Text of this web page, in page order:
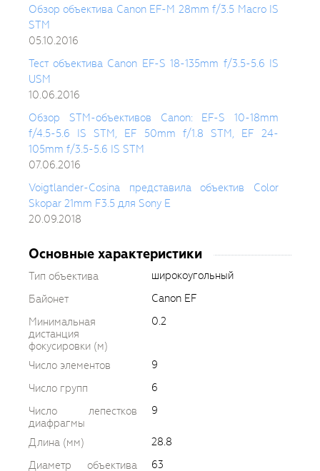
Обзор объектива Canon EF-M 28mm f/3.5 Macro IS
STM
05.10.2016
Тест объектива Canon EF-S 18-135mm f/3.5-5.6 IS
USM
10.06.2016
Обзор STM-объективов Canon: EF-S 10-18mm
f/4.5-5.6 IS STM, EF 50mm f/1.8 STM, EF 24-
105mm f/3.5-5.6 IS STM
07.06.2016
Voigtlander-Cosina представила объектив Color
Skopar 21mm F3.5 для Sony E
20.09.2018
Основные характеристики
Тип объектива
широкоугольный
Байонет
Canon EF
Минимальная
дистанция
фокусировки (м)
0.2
Число элементов
9
Число групп
6
Число лепестков
диафрагмы
9
Длина (мм)
28.8
Диаметр объектива
63